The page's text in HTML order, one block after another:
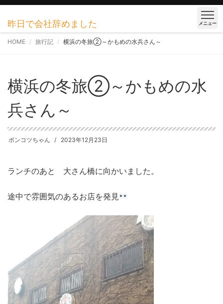
昨日で会社辞めました メニュー
HOME 旅行記 横浜の冬旅②～かもめの水兵さん～
横浜の冬旅②～かもめの水
兵さん～
ポンコツちゃん 2023年12月23日
ランチのあと 大さん橋に向かいました。
途中で雰囲気のあるお店を発見